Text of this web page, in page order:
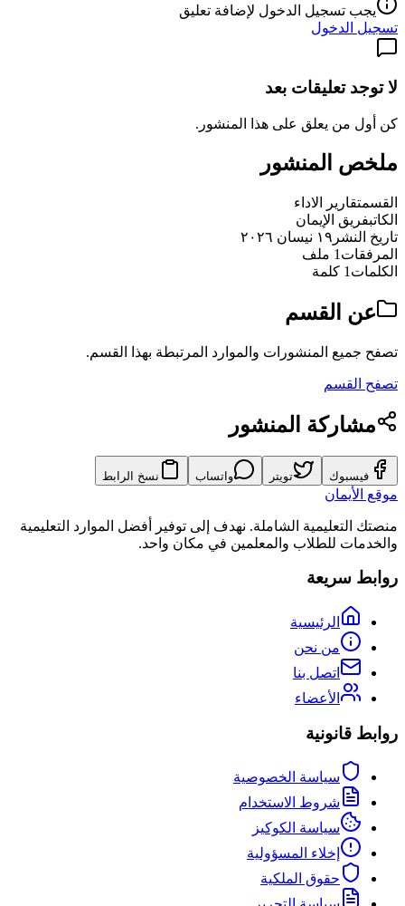
يجب تسجيل الدخول لإضافة تعليق
تسجيل الدخول
لا توجد تعليقات بعد
كن أول من يعلق على هذا المنشور.
ملخص المنشور
القسمتقارير الاداء
الكاتبفريق الإيمان
تاريخ النشر ١٩ نيسان ٢٠٢٦
المرفقات 1 ملف
الكلمات 1 كلمة
عن القسم
تصفح جميع المنشورات والموارد المرتبطة بهذا القسم.
تصفح القسم
مشاركة المنشور
فيسبوك تويتر واتساب نسخ الرابط
موقع الأيمان
منصتك التعليمية الشاملة. نهدف إلى توفير أفضل الموارد التعليمية
والخدمات للطلاب والمعلمين في مكان واحد.
روابط سريعة
الرئيسية
من نحن
اتصل بنا
الأعضاء
روابط قانونية
سياسة الخصوصية
شروط الاستخدام
سياسة الكوكيز
إخلاء المسؤولية
حقوق الملكية